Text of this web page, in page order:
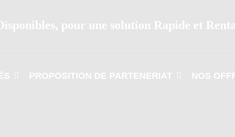
pour une solution Rapide et
PROPOSITION DE PARTENERIAT NOS